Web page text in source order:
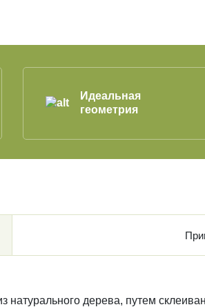
Идеальная
геометрия
натурального дерева, путем